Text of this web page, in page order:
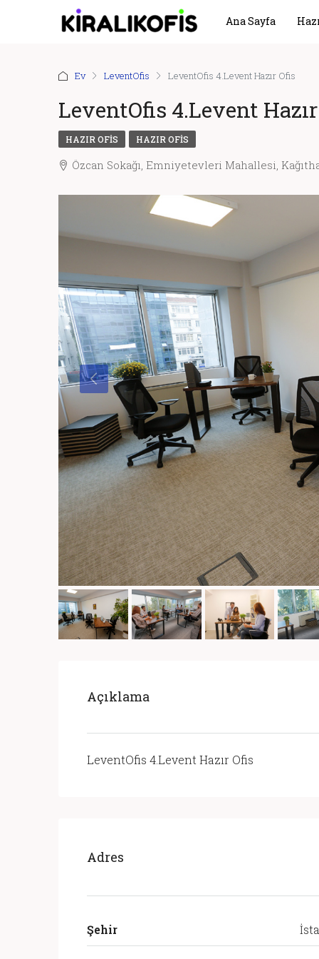
Ana Sayfa
Ev LeventOfis LeventOfis 4.Levent Hazır Ofis
LeventOfis 4.Levent
HAZIR OFIS HAZIR OFIS
Özcan Sokağı, Emniyetevleri Mahallesi,
Açıklama
LeventOfis 4.Levent Hazır Ofis
Adres
Şehir